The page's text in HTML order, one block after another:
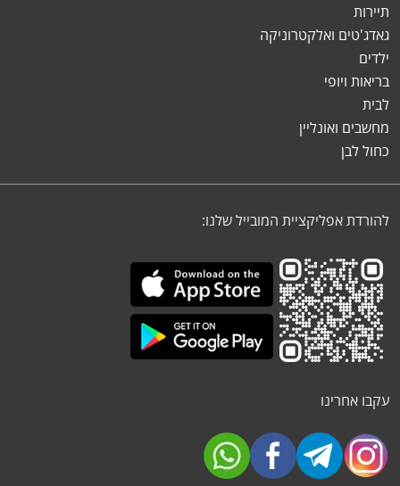
תיירות
גאדג'טים ואלקטרוניקה
ילדים
בריאות ויופי
לבית
מחשבים ואונליין
כחול לבן
להורדת אפליקציית המובייל שלנו:
עקבו אחרינו